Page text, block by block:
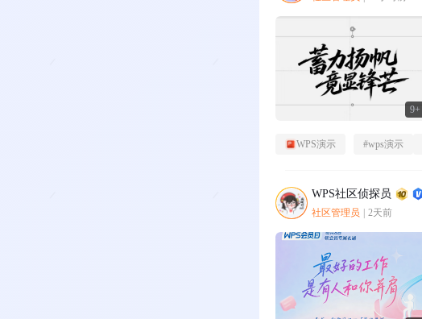
9+
WPS演示 #wps演示
WPS社区侦探员
社区管理员 2天前